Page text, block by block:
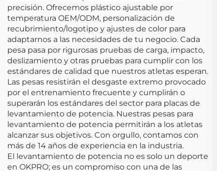
precisión. Ofrecemos plástico ajustable por
temperatura OEM/ODM, personalización de
recubrimiento/logotipo y ajustes de color para
adaptarnos a las necesidades de tu negocio. Cada
pesa pasa por rigurosas pruebas de carga, impacto,
deslizamiento y otras pruebas para cumplir con los
estándares de calidad que nuestros atletas esperan.
Las pesas resistirán el desgaste extremo provocado
por el entrenamiento frecuente y cumplirán o
superarán los estándares del sector para placas de
levantamiento de potencia. Nuestras pesas para
levantamiento de potencia permitirán a los atletas
alcanzar sus objetivos. Con orgullo, contamos con
más de 14 años de experiencia en la industria.
El levantamiento de potencia no es solo un deporte
en OKPRO; es un compromiso con una de las